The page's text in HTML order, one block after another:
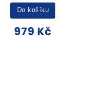
979 Kč
Do košíku